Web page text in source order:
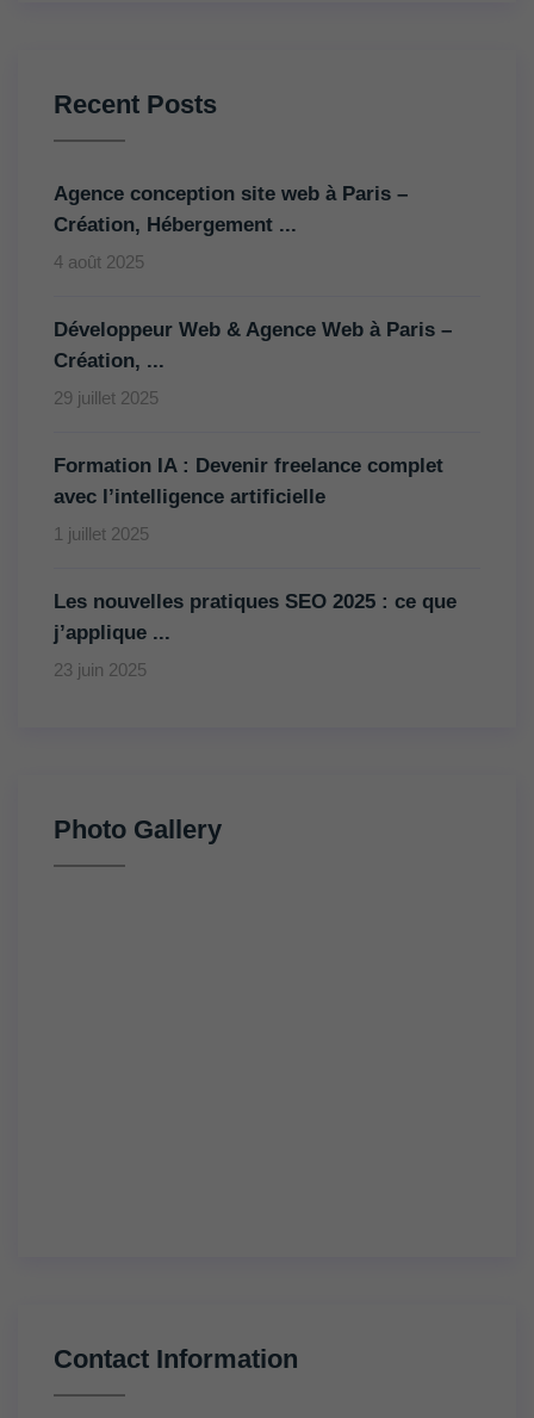
Recent Posts
Agence conception site web à Paris –
Création, Hébergement ...
4 août 2025
Développeur Web & Agence Web à Paris –
Création, ...
29 juillet 2025
Formation IA : Devenir freelance complet
avec l’intelligence artificielle
1 juillet 2025
Les nouvelles pratiques SEO 2025 : ce que
j’applique ...
23 juin 2025
Photo Gallery
Contact Information